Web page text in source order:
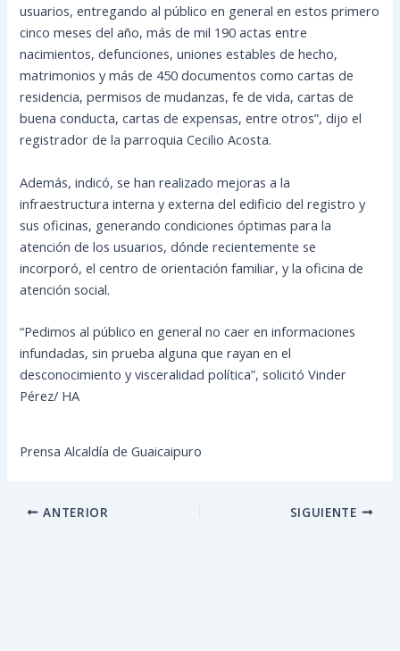
usuarios, entregando al público en general en estos primero
cinco meses del año, más de mil 190 actas entre
nacimientos, defunciones, uniones estables de hecho,
matrimonios y más de 450 documentos como cartas de
residencia, permisos de mudanzas, fe de vida, cartas de
buena conducta, cartas de expensas, entre otros”, dijo el
registrador de la parroquia Cecilio Acosta.
Además, indicó, se han realizado mejoras a la
infraestructura interna y externa del edificio del registro y
sus oficinas, generando condiciones óptimas para la
atención de los usuarios, dónde recientemente se
incorporó, el centro de orientación familiar, y la oficina de
atención social.
“Pedimos al público en general no caer en informaciones
infundadas, sin prueba alguna que rayan en el
desconocimiento y visceralidad política”, solicitó Vinder
Pérez/ HA
Prensa Alcaldía de Guaicaipuro
ANTERIOR SIGUIENTE